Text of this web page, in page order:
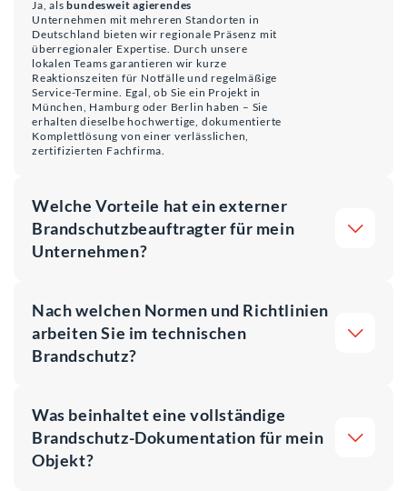
Ja, alsbundesweit agierendes
Unternehmen mit mehreren Standorten in
Deutschland bieten wir regionale Präsenz mit
überregionaler Expertise. Durch unsere
lokalen Teams garantieren wir kurze
Reaktionszeiten für Notfälle und regelmäßige
Service-Termine. Egal, ob Sie ein Projekt in
München, Hamburg oder Berlin haben – Sie
erhalten dieselbe hochwertige, dokumentierte
Komplettlösung von einer verlässlichen,
zertifizierten Fachfirma.
Welche Vorteile hat ein externer
Brandschutzbeauftragter für mein
Unternehmen?
Nach welchen Normen und Richtlinien
arbeiten Sie im technischen
Brandschutz?
Was beinhaltet eine vollständige
Brandschutz-Dokumentation für mein
Objekt?